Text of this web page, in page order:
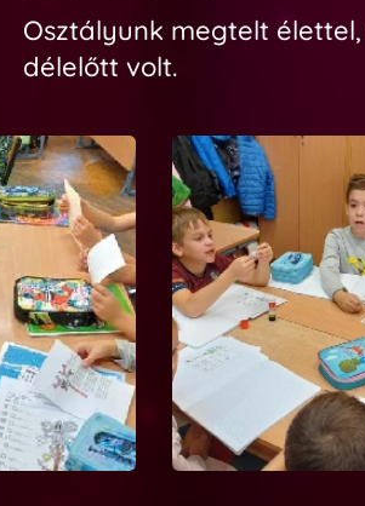
Osztályunk megtelt
délelőtt volt.